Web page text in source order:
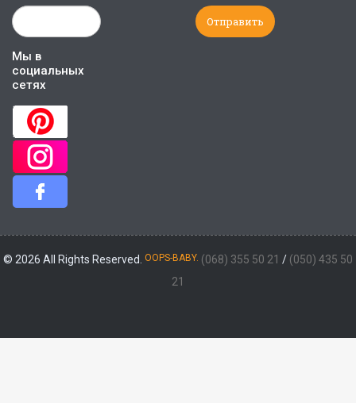
Мы в
социальных
сетях
© 2026 All Rights Reserved. OOPS-BABY. (068) 355 50 21 / (050) 435 50
21